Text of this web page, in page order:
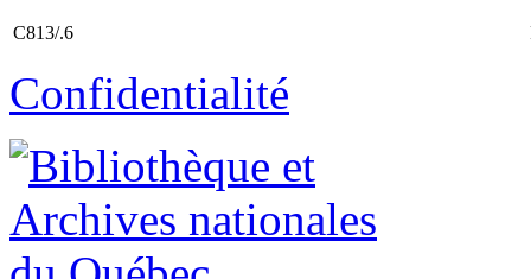
C813/.6
Confidentialité